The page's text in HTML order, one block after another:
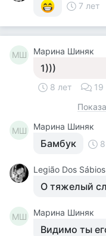
7 лет
МШ Марина Шиняк
1)))
8 лет 19
МШ Марина Шиняк
Бамбук
Legião Dos Sábios
О тяжелый
МШ Марина Шиняк
Видимо ты